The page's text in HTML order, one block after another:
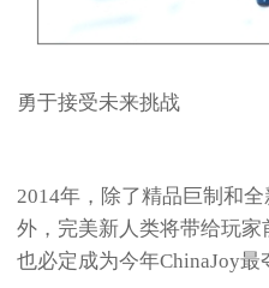
勇于接受未来挑战
2014年，除了精品巨制和
外，完美新人类将带给玩家
也必定成为今年ChinaJoy最